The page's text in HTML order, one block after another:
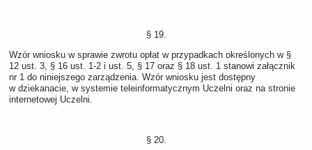
§ 19.
Wzór wniosku w sprawie zwrotu opłat w przypadkach określonych w §
12 ust. 3, § 16 ust. 1-2 i ust. 5, § 17 oraz § 18 ust. 1 stanowi załącznik
nr 1 do niniejszego zarządzenia. Wzór wniosku jest dostępny
w dziekanacie, w systemie teleinformatycznym Uczelni oraz na stronie
internetowej Uczelni.
§ 20.